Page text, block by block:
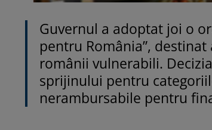
Guvernul a adoptat joi o
pentru România”,
românii vulnerabili.
sprijinului pentru
nerambursabile pentru